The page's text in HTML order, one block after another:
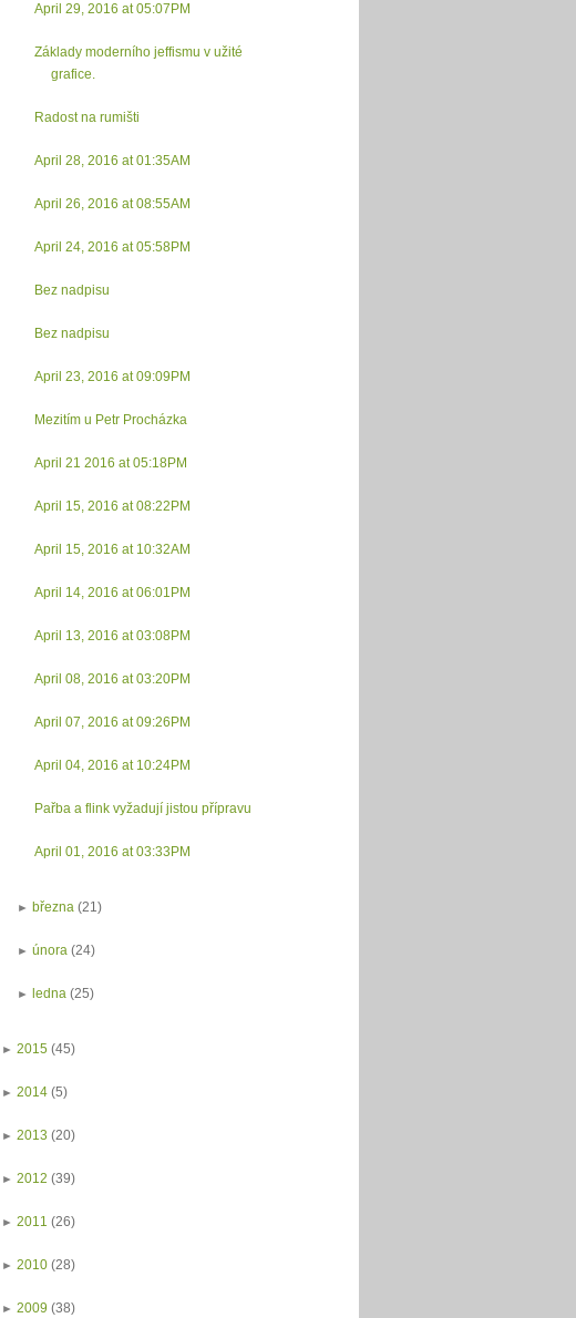
April 29, 2016 at 05:07PM
Základy moderního jeffismu v užité
grafice.
Radost na rumišti
April 28, 2016 at 01:35AM
April 26, 2016 at 08:55AM
April 24, 2016 at 05:58PM
Bez nadpisu
Bez nadpisu
April 23, 2016 at 09:09PM
Mezitím u Petr Procházka
April 21 2016 at 05:18PM
April 15, 2016 at 08:22PM
April 15, 2016 at 10:32AM
April 14, 2016 at 06:01PM
April 13, 2016 at 03:08PM
April 08, 2016 at 03:20PM
April 07, 2016 at 09:26PM
April 04, 2016 at 10:24PM
Pařba a flink vyžadují jistou přípravu
April 01, 2016 at 03:33PM
►března (21)
►února (24)
►ledna (25)
► 2015 (45)
► 2014 (5)
► 2013 (20)
► 2012 (39)
► 2011 (26)
► 2010 (28)
► 2009 (38)